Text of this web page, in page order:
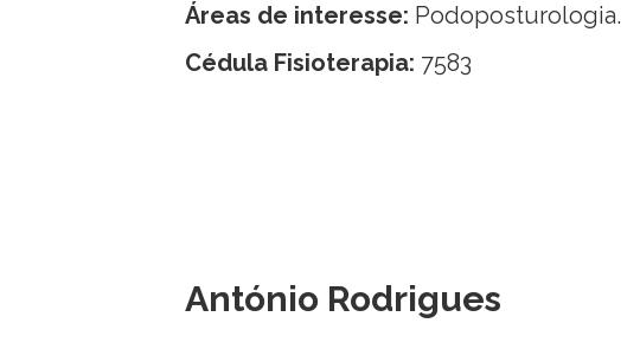
Áreas de interesse: Podoposturologia.
Cédula Fisioterapia: 7583
António Rodrigues